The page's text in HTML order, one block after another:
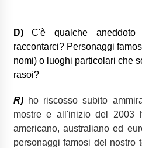
D)C'è qualche aneddoto
raccontarci? Personaggi
nomi) o luoghi particolari che
rasoi?
R) ho riscosso subito
mostre e all'inizio del 2003
americano, australiano ed
personaggi famosi del nostro